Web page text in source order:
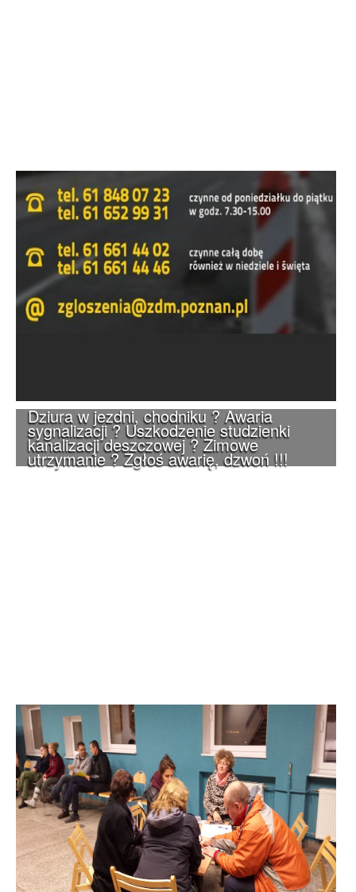
Dziura w jezdni, chodniku ? Awaria
sygnalizacji ? Uszkodzenie studzienki
kanalizacji deszczowej ? Zimowe
utrzymanie ? Zgłoś awarię, dzwoń !!!